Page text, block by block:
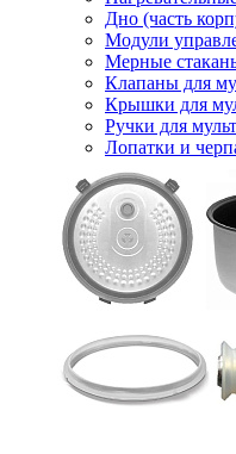
Дно (часть
Модули
Мерные
Клапаны для
Крышки для
Ручки для
Лопатки и